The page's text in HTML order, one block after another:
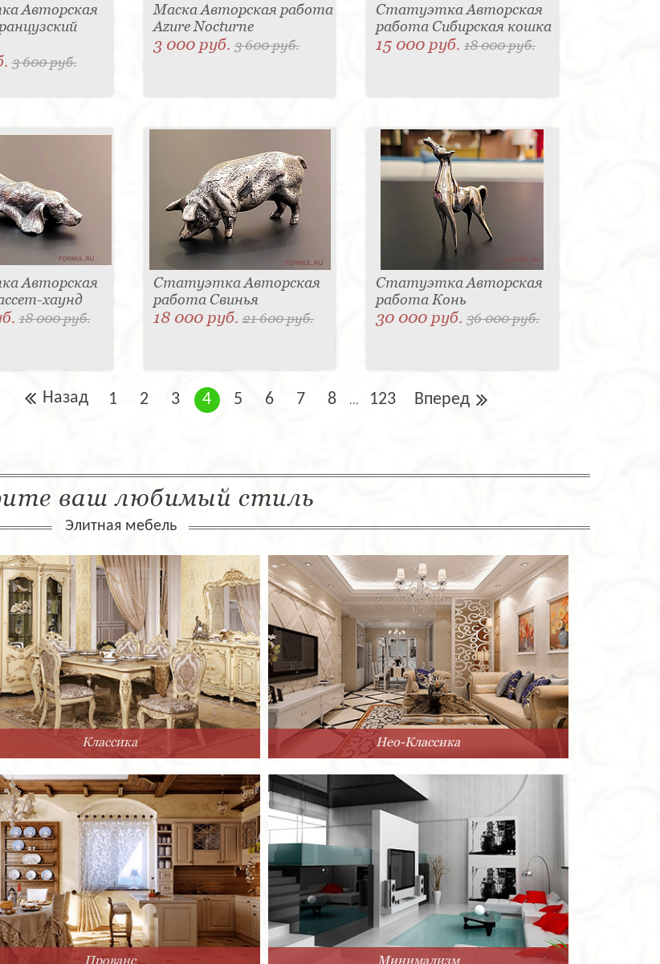
Авторская
3 600 руб.
Маска Авторская работа
Azure Nocturne
3 000 руб. 3 600 руб.
Статуэтка Авторская
работа Сибирская кошка
15 000 руб.18 000 руб.
Авторская
хаунд
18 000 руб.
Статуэтка Авторская
работа Свинья
18 000 руб. 21 600 руб.
Статуэтка Авторская
работа Конь
30 000 руб.36 000 руб.
Назад 1 2 3 4 5 6 7 8 ... 123 Вперед
ваш любимый стиль
Элитная мебель
Классика Нео-Классика
Прованс Минимализм